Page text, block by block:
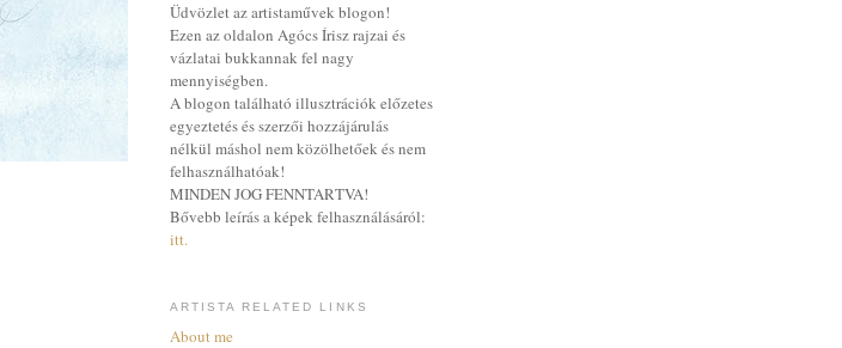
Üdvözlet az artistaművek blogon!
Ezen az oldalon Agócs Írisz rajzai és
vázlatai bukkannak fel nagy
mennyiségben.
A blogon található illusztrációk előzetes
egyeztetés és szerzői hozzájárulás
nélkül máshol nem közölhetőek és nem
felhasználhatóak!
MINDEN JOG FENNTARTVA!
Bővebb leírás a képek felhasználásáról:
itt.
ARTISTA RELATED LINKS
About me